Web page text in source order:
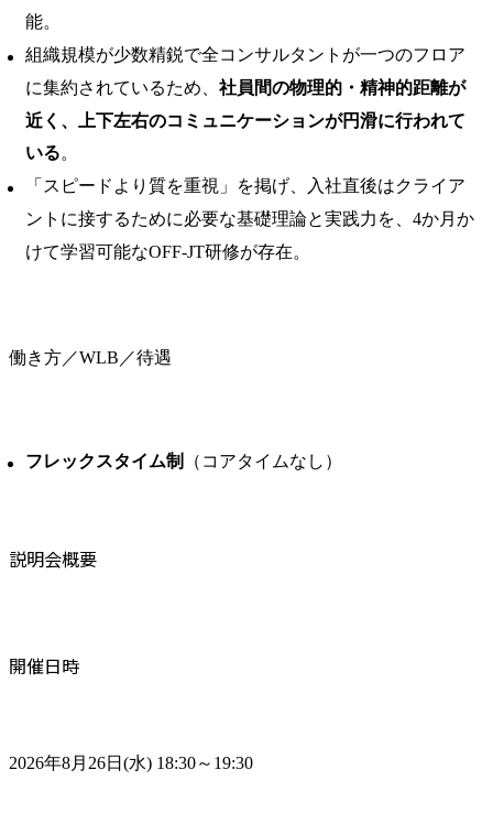
能。
組織規模が少数精鋭で全コンサルタントが一つのフロア
に集約されているため、 社員間の物理的・精神的距離が
近く、上下左右のコミュニケーションが円滑に行われて
いる。
「スピードより質を重視」を掲げ、入社直後はクライア
ントに接するために必要な基礎理論と実践力を、4か月か
けて学習可能なOFF-JT研修が存在。
働き方／WLB／待遇
フレックスタイム制 （コアタイムなし）
説明会概要
開催日時
2026年8月26日(水) 18:30～19:30